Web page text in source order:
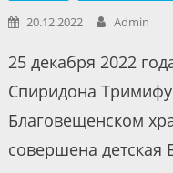
20.12.2022 Admin
25 декабря 2022
Спиридона
Благовещенском
совершена детская